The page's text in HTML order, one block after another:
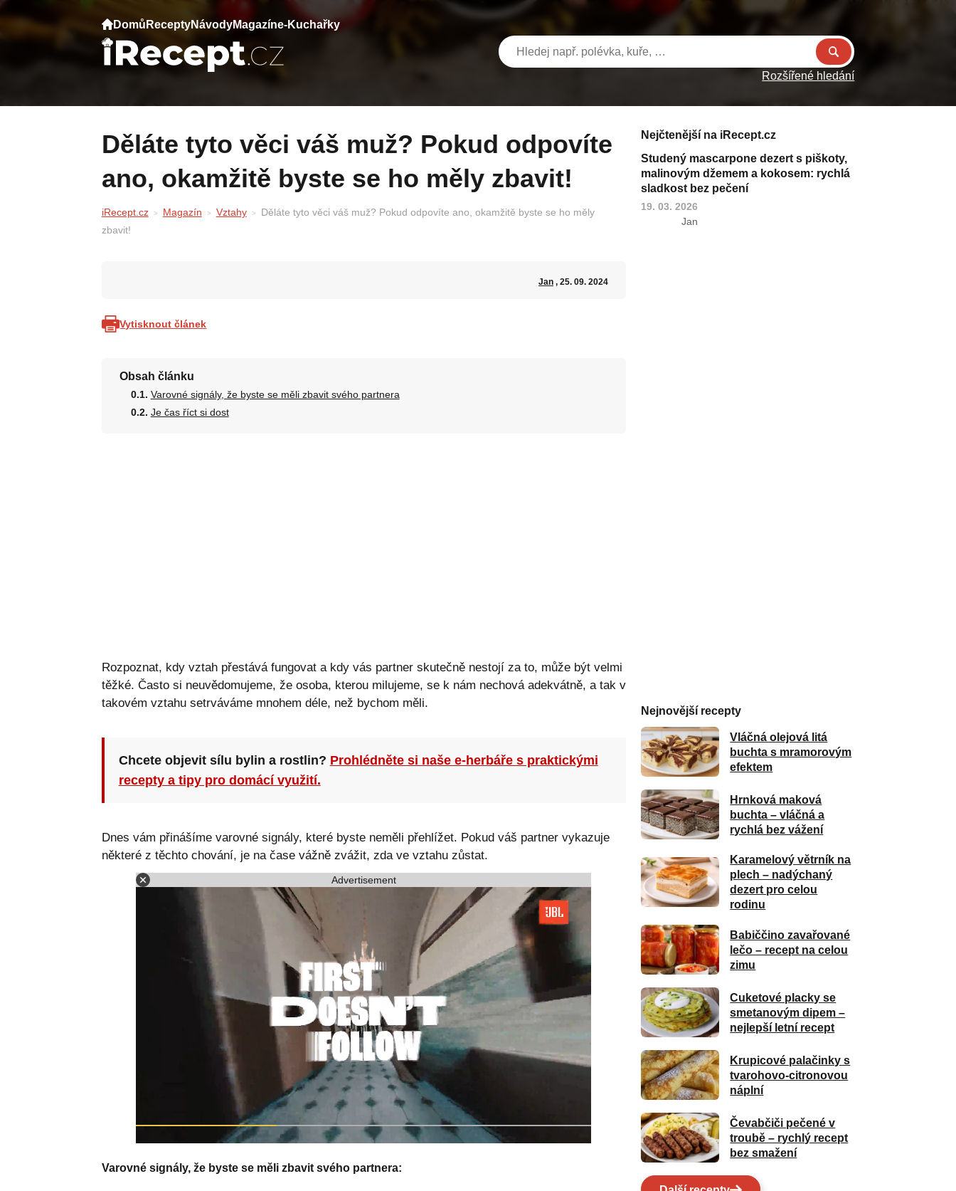
Domů ReceptyNávodyMagazíne-Kuchařky
Rozšířené hledání
Děláte tyto věci váš muž? Pokud odpovíte
ano, okamžitě byste se ho měly zbavit!
iRecept.cz Magazín Vztahy
Děláte tyto věci váš muž? Pokud odpovíte ano, okamžitě byste se ho měly
zbavit!
Jan, 25. 09. 2024
Vytisknout článek
Obsah článku
Varovné signály, že byste se měli zbavit svého partnera
Je čas říct si dost
Rozpoznat, kdy vztah přestává fungovat a kdy vás partner skutečně nestojí za to, může být velmi
těžké. Často si neuvědomujeme, že osoba, kterou milujeme, se k nám nechová adekvátně, a tak v
takovém vztahu setrváváme mnohem déle, než bychom měli.
Chcete objevit sílu bylin a rostlin? Prohlédněte si naše e-herbáře s praktickými
recepty a tipy pro domácí využití.
Dnes vám přinášíme varovné signály, které byste neměli přehlížet. Pokud váš partner vykazuje
některé z těchto chování, je na čase vážně zvážit, zda ve vztahu zůstat.
Advertisement
Varovné signály, že byste se měli zbavit svého partnera:
Nejčtenější na iRecept.cz
Studený mascarpone dezert s piškoty,
malinovým džemem a kokosem: rychlá
sladkost bez pečení
19. 03. 2026
Jan
Nejnovější recepty
Vláčná olejová litá
buchta s mramorovým
efektem
Hrnková maková
buchta – vláčná a
rychlá bez vážení
Karamelový větrník na
plech – nadýchaný
dezert pro celou
rodinu
Babiččino zavařované
lečo – recept na celou
zimu
Cuketové placky se
smetanovým dipem –
nejlepší letní recept
Krupicové palačinky s
tvarohovo-citronovou
náplní
Čevabčiči pečené v
troubě – rychlý recept
bez smažení